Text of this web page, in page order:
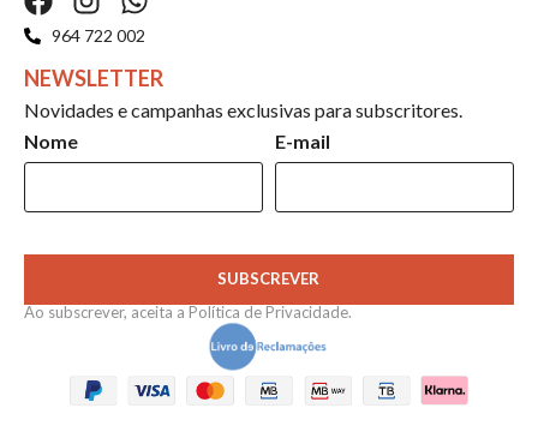
964 722 002
NEWSLETTER
Novidades e campanhas exclusivas para subscritores.
Nome
E-mail
SUBSCREVER
Ao subscrever, aceita a Política de Privacidade.